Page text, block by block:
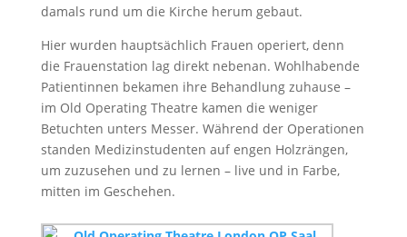
damals rund um die Kirche herum gebaut.
Hier wurden hauptsächlich Frauen operiert, denn
die Frauenstation lag direkt nebenan. Wohlhabende
Patientinnen bekamen ihre Behandlung zuhause –
im Old Operating Theatre kamen die weniger
Betuchten unters Messer. Während der Operationen
standen Medizinstudenten auf engen Holzrängen,
um zuzusehen und zu lernen – live und in Farbe,
mitten im Geschehen.